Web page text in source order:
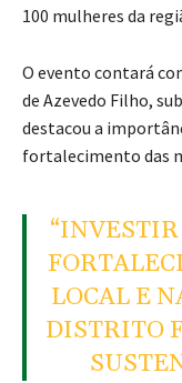
100 mulheres da
O evento contará
de Azevedo Filho,
destacou a
fortalecimento das
LOCAL E
DISTRITO